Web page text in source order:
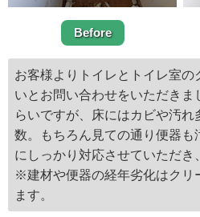
Before
お客様よりトイレとトイレ室の
いとお問い合わせをいただき
らいですが、床にはカビや汚れ
数。もちろん見ての通り便器
にしっかり対応させていただき
※建材や便器の経年劣化はクリ
ます。